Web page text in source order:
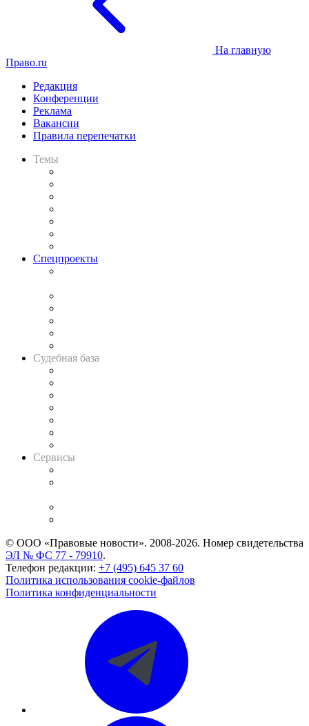
На главную
Право.ru
Редакция
Конференции
Реклама
Вакансии
Правила перепечатки
Темы
Спецпроекты
Судебная база
Сервисы
© ООО «Правовые новости». 2008-2026. Номер свидетельства
ЭЛ № ФС 77 - 79910.
Телефон редакции: +7 (495) 645 37 60
Политика использования cookie-файлов
Политика конфиденциальности